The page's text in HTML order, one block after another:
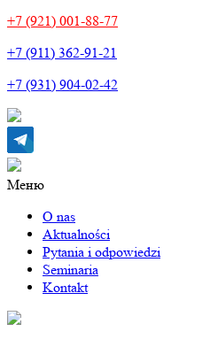
+7 (921) 001-88-77
+7 (911) 362-91-21
+7 (931) 904-02-42
Меню
O nas
Aktualności
Pytania i odpowiedzi
Seminaria
Kontakt